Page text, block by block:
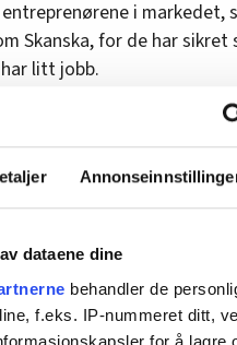
dataene dine
behandler de
f.eks. IP-nummeret ditt,
for å lagre
i markedet,
Skanska, for de har
litt jobb.
på med å permittere
nå. Og det kan bli
å finne andre jobber til
ut folk til andre firmaer. Vi
andre entreprenører. Men
blir det vanskelig.